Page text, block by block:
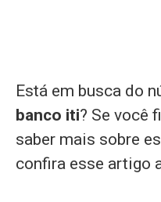
Está em busca do
banco iti? Se você
saber mais sobre
confira esse artigo